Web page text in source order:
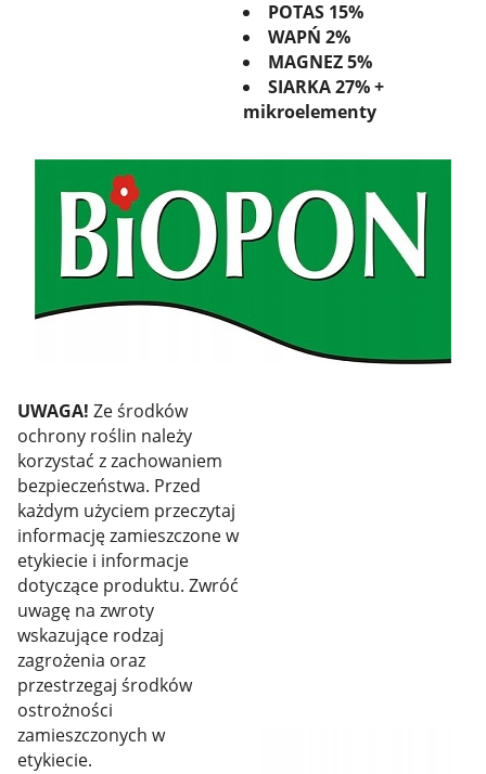
POTAS 15%
WAPŃ 2%
MAGNEZ 5%
SIARKA 27% +
mikroelementy
UWAGA! Ze środków
ochrony roślin należy
korzystać z zachowaniem
bezpieczeństwa. Przed
każdym użyciem przeczytaj
informację zamieszczone w
etykiecie i informacje
dotyczące produktu. Zwróć
uwagę na zwroty
wskazujące rodzaj
zagrożenia oraz
przestrzegaj środków
ostrożności
zamieszczonych w
etykiecie.